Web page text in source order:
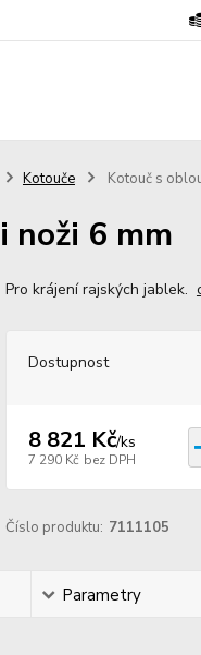
Kotouče Kotouč s
noži 6 mm
Pro krájení rajských jablek.
Dostupnost
8 821 Kč/ks
7 290 Kč bez DPH
Číslo produktu: 7111105
Parametry